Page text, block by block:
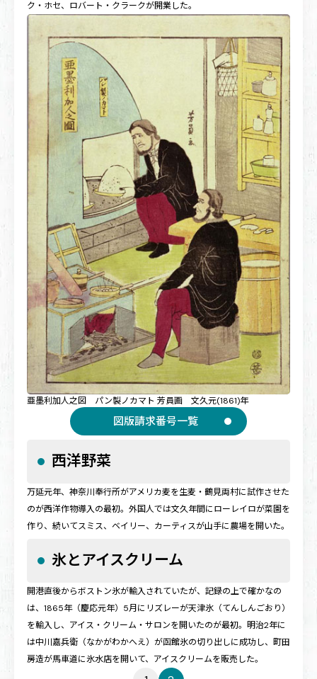
ク・ホセ、ロバート・クラークが開業した。
亜墨利加人之図 パン製ノカマト 芳員画 文久元(1861)年
図版請求番号一覧
西洋野菜
万延元年、神奈川奉行所がアメリカ麦を生麦・鶴見両村に試作させた
のが西洋作物導入の最初。外国人では文久年間にローレイロが菜園を
作り、続いてスミス、ベイリー、カーティスが山手に農場を開いた。
氷とアイスクリーム
開港直後からボストン氷が輸入されていたが、記録の上で確かなの
は、1865年（慶応元年）5月にリズレーが天津氷（てんしんごおり）
を輸入し、アイス・クリーム・サロンを開いたのが最初。明治2年に
は中川嘉兵衛（なかがわかへえ）が函館氷の切り出しに成功し、町田
房造が馬車道に氷水店を開いて、アイスクリームを販売した。